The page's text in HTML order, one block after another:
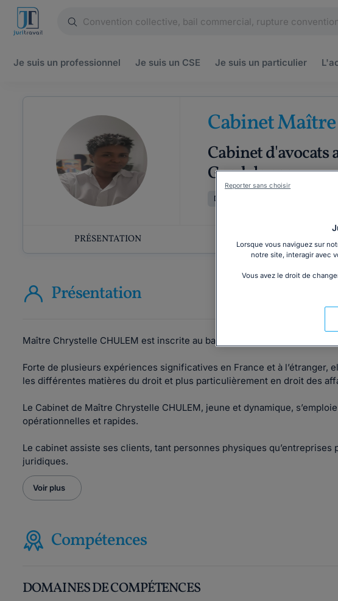
Je suis un professionnel Je suis un CSE Je suis un particulier
Cabinet
Cabinet d'avocats
Guadeloupe
Droit du travail
PRÉSENTATION COMPÉTENCES
Présentation
Maître Chrystelle CHULEM est inscrite au barreau de Guadeloupe,Saint
Forte de plusieurs expériences significatives en France et à l’étranger,
les différentes matières du droit et plus particulièrement en droit des
Le Cabinet de Maître Chrystelle CHULEM, jeune et dynamique,
opérationnelles et rapides.
Le cabinet assiste ses clients, tant personnes physiques qu’entreprises
juridiques.
Voir plus
Compétences
DOMAINES DE COMPÉTENCES
Lorsque vous naviguez sur
notre site, interagir avec
Vous avez le droit de
Reporter sans choisir